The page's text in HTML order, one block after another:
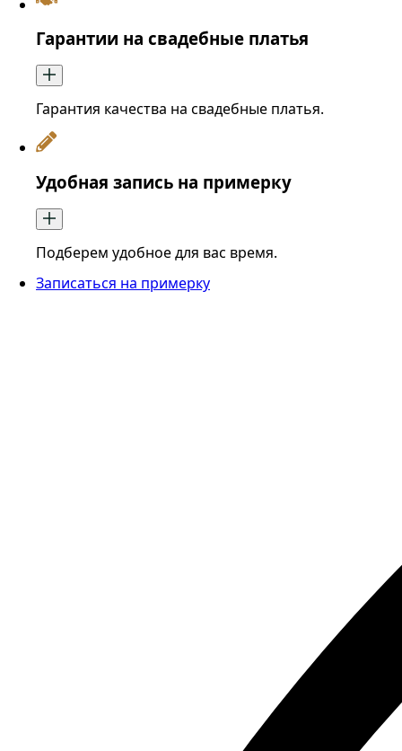
Гарантии на свадебные платья
Гарантия качества на свадебные платья.
Удобная запись на примерку
Подберем удобное для вас время.
Записаться на примерку